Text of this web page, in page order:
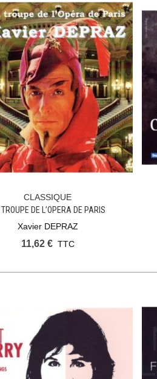
Ajouter Au Panier
CLASSIQUE
DE L’OPERA DE PARIS
Xavier DEPRAZ
11,62 € TTC